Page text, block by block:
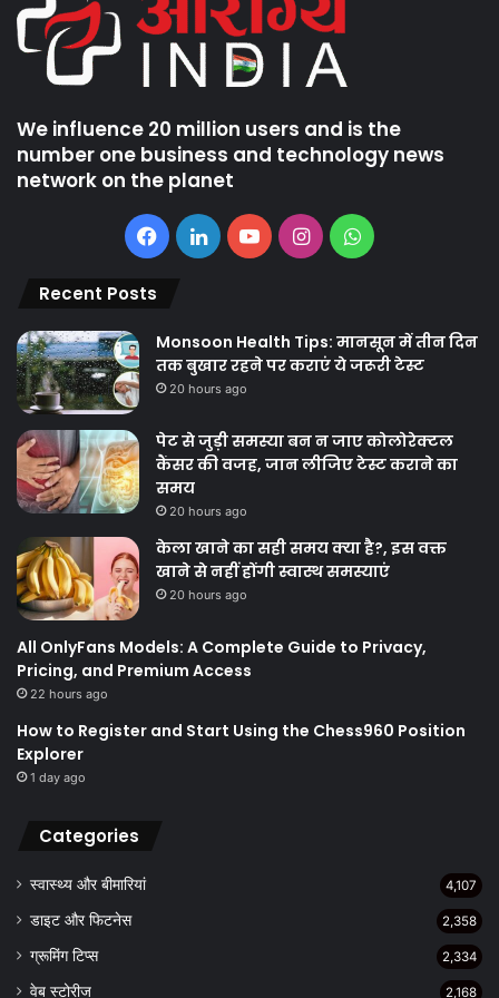
We influence 20 million users and is the
number one business and technology news
network on the planet
Facebook
LinkedInYouTubeInstagramWhatsApp
Recent Posts
Monsoon Health Tips: मानसून में तीन दिन
तक बुखार रहने पर कराएं ये जरूरी टेस्ट
20 hours ago
पेट से जुड़ी समस्या बन न जाए कोलोरेक्टल
कैंसर की वजह, जान लीजिए टेस्ट कराने का
समय
20 hours ago
केला खाने का सही समय क्‍या है?, इस वक्त
खाने से नहीं होंगी स्वास्थ समस्याएं
20 hours ago
All OnlyFans Models: A Complete Guide to Privacy,
Pricing, and Premium Access
22 hours ago
How to Register and Start Using the Chess960 Position
Explorer
1 day ago
Categories
स्वास्थ्य और बीमारियां 4,107
डाइट और फिटनेस 2,358
ग्रूमिंग टिप्स 2,334
वेब स्टोरीज 2,168